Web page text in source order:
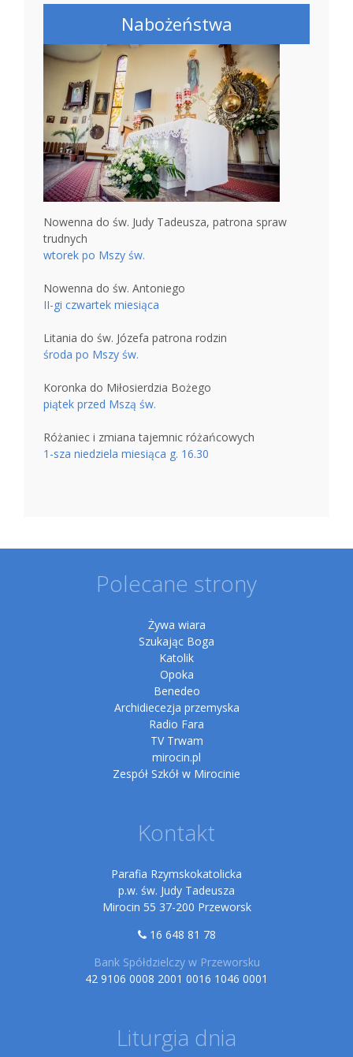
Nabożeństwa
Nowenna do św. Judy Tadeusza, patrona spraw
trudnych
wtorek po Mszy św.
Nowenna do św. Antoniego
II-gi czwartek miesiąca
Litania do św. Józefa patrona rodzin
środa po Mszy św.
Koronka do Miłosierdzia Bożego
piątek przed Mszą św.
Różaniec i zmiana tajemnic różańcowych
1-sza niedziela miesiąca g. 16.30
Polecane strony
Żywa wiara
Szukając Boga
Katolik
Opoka
Benedeo
Archidiecezja przemyska
Radio Fara
TV Trwam
mirocin.pl
Zespół Szkół w Mirocinie
Kontakt
Parafia Rzymskokatolicka
p.w. św. Judy Tadeusza
Mirocin 55 37-200 Przeworsk
16 648 81 78
Bank Spółdzielczy w Przeworsku
42 9106 0008 2001 0016 1046 0001
Liturgia dnia